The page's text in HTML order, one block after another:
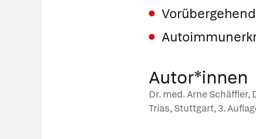
Autor*innen
Dr. med. Arne
Trias, Stuttgart, 3.